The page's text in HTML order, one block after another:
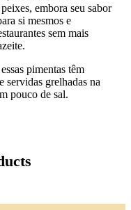
embora seu sabor
si mesmos e
sem mais
pimentas têm
servidas grelhadas na
pouco de sal.